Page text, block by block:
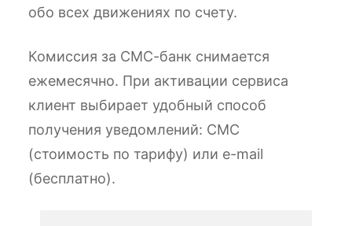
обо всех движениях по счету.
Комиссия за СМС-банк снимается
ежемесячно. При активации сервиса
клиент выбирает удобный способ
получения уведомлений: СМС
(стоимость по тарифу) или e-mail
(бесплатно).